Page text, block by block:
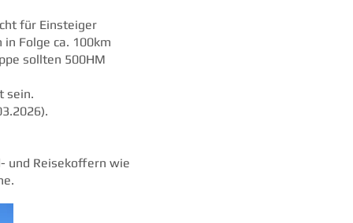
für Einsteiger
Folge ca. 100km
sollten 500HM
sein.
und Reisekoffern wie